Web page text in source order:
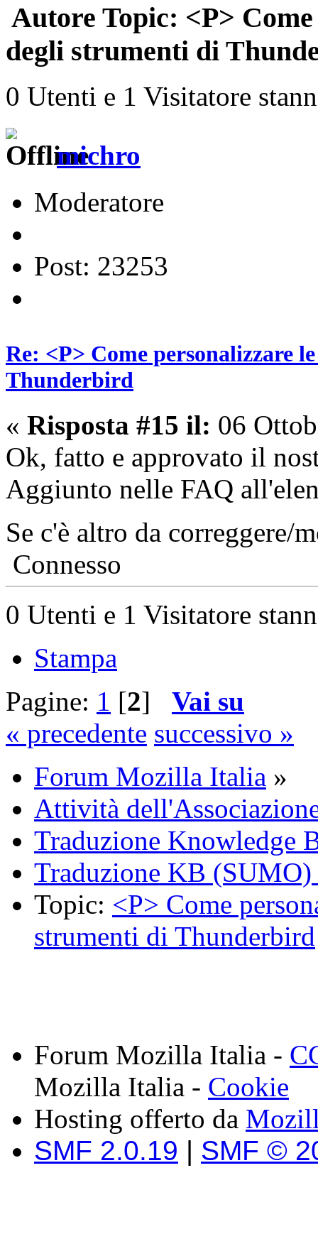
Autore Topic: <P>
degli strumenti di
0 Utenti e 1 Visitatore
michro
Moderatore
Post: 23253
Re: <P> Come personalizzare
Thunderbird
« Risposta #15 il: 06
Ok, fatto e approvato il
Aggiunto nelle FAQ
Se c'è altro da correggere/
Connesso
0 Utenti e 1 Visitatore
Stampa
Pagine: 1 [2] Vai su
« precedente successivo »
Forum Mozilla Italia »
Attività
Traduzione Knowledge
Traduzione KB
Topic: <P> Come
strumenti di Thunderbird
Forum Mozilla Italia -
Mozilla Italia - Cookie
Hosting offerto da
SMF 2.0.19 | SMF ©